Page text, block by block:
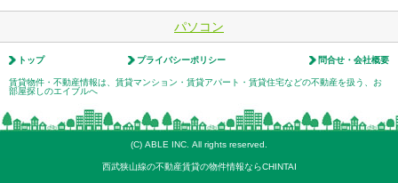
パソコン
トップ プライバシーポリシー 問合せ・会社概要
賃貸物件・不動産情報は、賃貸マンション・賃貸アパート・賃貸住宅などの不動産を扱う、お
部屋探しのエイブルへ
(C) ABLE INC. All rights reserved.
西武狭山線の不動産賃貸の物件情報ならCHINTAI